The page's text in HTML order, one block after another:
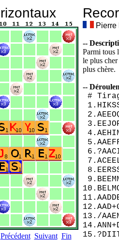
Précédent Suivant Fin
Pierre
--
Parmi tous
le plus
plus chère.
--
#
13./